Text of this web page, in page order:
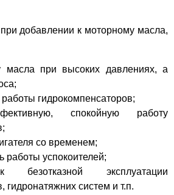
добавлении к моторному масла,
масла при высоких давлениях, а
гидрокомпенсаторов;
спокойную работу
со временем;
работы успокоителей;
безотказной эксплуатации
гидронатяжних систем и т.п.